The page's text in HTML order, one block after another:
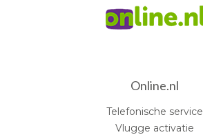
Online.nl
Telefonische service
Vlugge activatie